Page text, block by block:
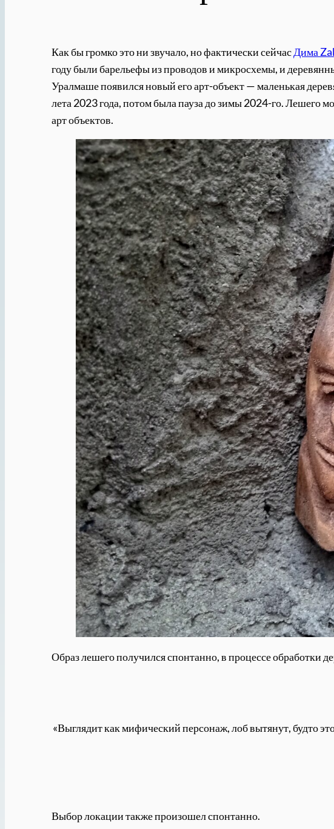
Как бы громко это ни звучало, но фактически сейчас Дима
году были барельефы из проводов и микросхемы, и
Уралмаше появился новый его арт-объект — маленькая
лета 2023 года, потом была пауза до зимы 2024-го. Лешего
арт объектов.
Образ лешего получился спонтанно, в процессе обработки
«Выглядит как мифический персонаж, лоб вытянут, будто
Выбор локации также произошел спонтанно.